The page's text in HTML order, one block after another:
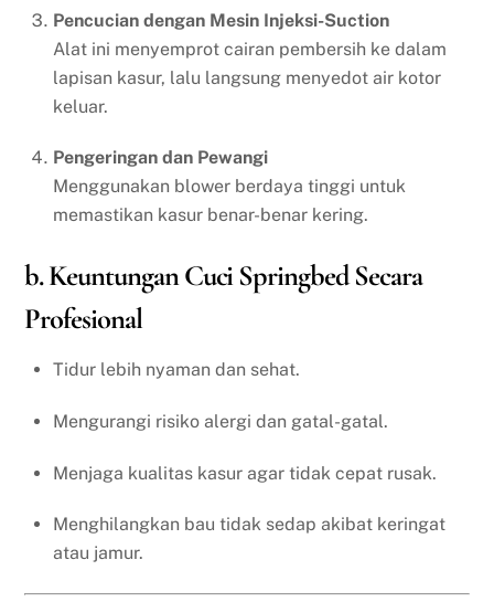
Pencucian dengan Mesin Injeksi-Suction
Alat ini menyemprot cairan pembersih ke dalam
lapisan kasur, lalu langsung menyedot air kotor
keluar.
Pengeringan dan Pewangi
Menggunakan blower berdaya tinggi untuk
memastikan kasur benar-benar kering.
b. Keuntungan Cuci Springbed Secara
Profesional
Tidur lebih nyaman dan sehat.
Mengurangi risiko alergi dan gatal-gatal.
Menjaga kualitas kasur agar tidak cepat rusak.
Menghilangkan bau tidak sedap akibat keringat
atau jamur.